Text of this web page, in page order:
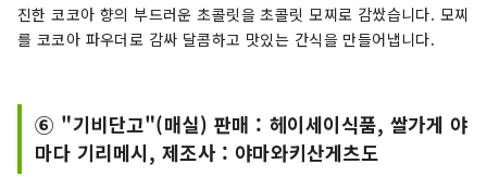
진한 코코아 향의 부드러운 초콜릿을 초콜릿 모찌로 감쌌습니다. 모찌
를 코코아 파우더로 감싸 달콤하고 맛있는 간식을 만들어냅니다.
⑥ "기비단고"(매실) 판매 : 헤이세이식품, 쌀가게 야
마다 기리메시, 제조사 : 야마와키산게츠도